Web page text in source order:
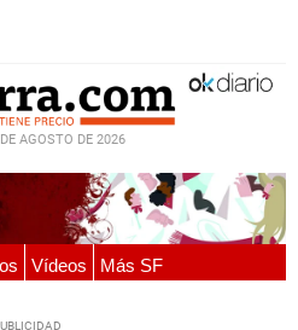
AGOSTO DE 2026
Vídeos Más SF